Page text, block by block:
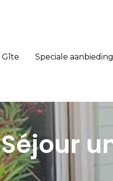
Gîte Speciale
Séjour